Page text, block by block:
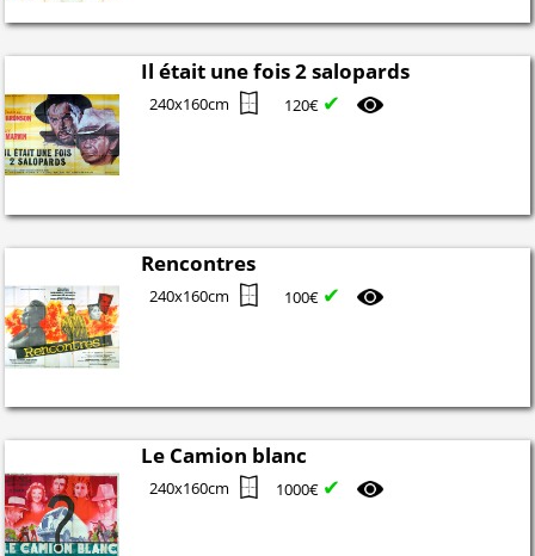
Il était une fois 2 salopards
240x160cm 120€ ✔
Rencontres
240x160cm 100€ ✔
Le Camion blanc
240x160cm 1000€ ✔